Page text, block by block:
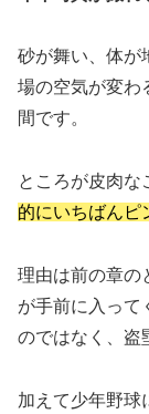
砂が舞い、体が
場の空気が変わ
間です。
ところが皮肉な
的にいちばんピ
理由は前の章の
が手前に入って
のではなく、盗
加えて少年野球